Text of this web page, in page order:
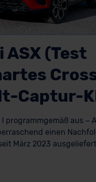
(Test
Captur-
I programmgemäß aus –
einen
März 2023